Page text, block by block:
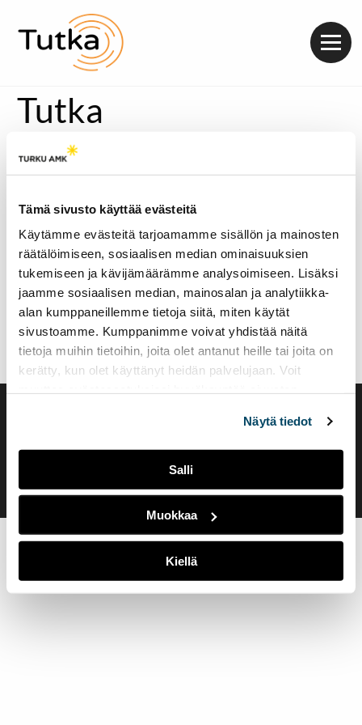
Tämä sivusto käyttää evästeitä
Käytämme evästeitä tarjoamamme sisällön ja mainosten
räätälöimiseen, sosiaalisen median ominaisuuksien
tukemiseen ja kävijämäärämme analysoimiseen. Lisäksi
jaamme sosiaalisen median, mainosalan ja analytiikka-
alan kumppaneillemme tietoja siitä, miten käytät
sivustoamme. Kumppanimme voivat yhdistää näitä
tietoja muihin tietoihin, joita olet antanut heille tai joita on
kerätty, kun olet käyttänyt heidän palvelujaan. Voit
Näytä tiedot
Salli
Muokkaa
Kiellä
Tutka